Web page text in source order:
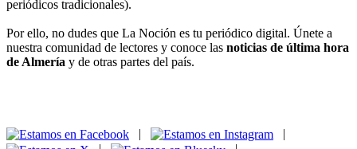
periódicos tradicionales).
Por ello, no dudes que La Noción es tu periódico digital. Únete a
nuestra comunidad de lectores y conoce las noticias de última hora
de Almería y de otras partes del país.
|
|